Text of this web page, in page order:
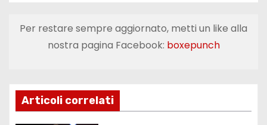
g
z
i
Per restare sempre aggiornato, metti un like alla
nostra pagina Facebook: boxepunch
Articoli correlati